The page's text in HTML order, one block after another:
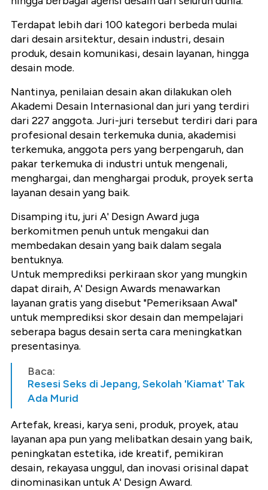
Terdapat lebih dari 100 kategori berbeda mulai
dari desain arsitektur, desain industri, desain
produk, desain komunikasi, desain layanan, hingga
desain mode.
Nantinya, penilaian desain akan dilakukan oleh
Akademi Desain Internasional dan juri yang terdiri
dari 227 anggota. Juri-juri tersebut terdiri dari para
profesional desain terkemuka dunia, akademisi
terkemuka, anggota pers yang berpengaruh, dan
pakar terkemuka di industri untuk mengenali,
menghargai, dan menghargai produk, proyek serta
layanan desain yang baik.
Disamping itu, juri A' Design Award juga
berkomitmen penuh untuk mengakui dan
membedakan desain yang baik dalam segala
bentuknya.
Untuk memprediksi perkiraan skor yang mungkin
dapat diraih, A' Design Awards menawarkan
layanan gratis yang disebut "Pemeriksaan Awal"
untuk memprediksi skor desain dan mempelajari
seberapa bagus desain serta cara meningkatkan
presentasinya.
Baca:
Resesi Seks di Jepang, Sekolah 'Kiamat' Tak
Ada Murid
Artefak, kreasi, karya seni, produk, proyek, atau
layanan apa pun yang melibatkan desain yang baik,
peningkatan estetika, ide kreatif, pemikiran
desain, rekayasa unggul, dan inovasi orisinal dapat
dinominasikan untuk A' Design Award.